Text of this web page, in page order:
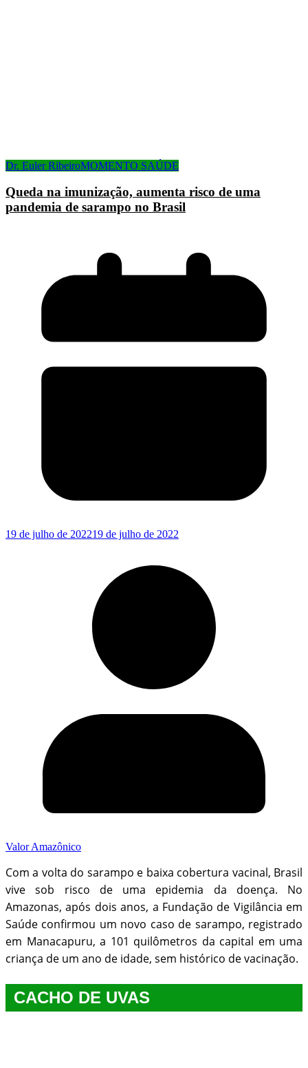
Dr. Euler RibeiroMOMENTO SAÚDE
Queda na imunização, aumenta risco de uma
pandemia de sarampo no Brasil
19 de julho de 202219 de julho de 2022
Valor Amazônico
Com a volta do sarampo e baixa cobertura vacinal, Brasil
vive sob risco de uma epidemia da doença. No
Amazonas, após dois anos, a Fundação de Vigilância em
Saúde confirmou um novo caso de sarampo, registrado
em Manacapuru, a 101 quilômetros da capital em uma
criança de um ano de idade, sem histórico de vacinação.
CACHO DE UVAS